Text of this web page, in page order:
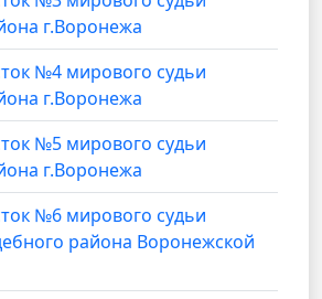
г.Воронежа
№4 мирового судьи
г.Воронежа
№5 мирового судьи
г.Воронежа
№6 мирового судьи
района Воронежской